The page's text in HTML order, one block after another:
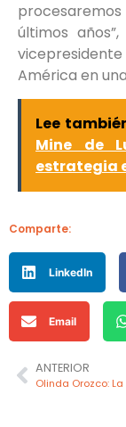
últimos
América en
Lee
Mine de
estrategia
Comparte:
LinkedIn
Email
ANTERIOR